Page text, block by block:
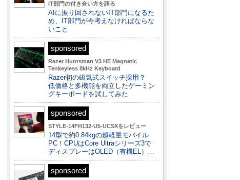
IT部門の付き合い方を語る
AIに振り回されないIT部門になるた
め、IT部門が今考えなければならな
いこと
sponsored
Razer Huntsman V3 HE Magnetic
Tenkeyless 8kHz Keyboard
Razer初の磁気式スイッチ採用？
低価格と多機能を両立したゲーミン
グキーボードを試してみた
sponsored
STYLE-14FH132-U5-UCSXをレビュー
14型で約0.84kgの超軽量モバイル
PC！CPUはCore Ultraシリーズ3で
ディスプレーはOLED（有機EL）…
sponsored